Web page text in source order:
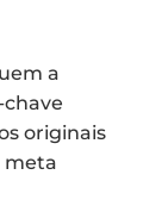
a
chave
originais
meta